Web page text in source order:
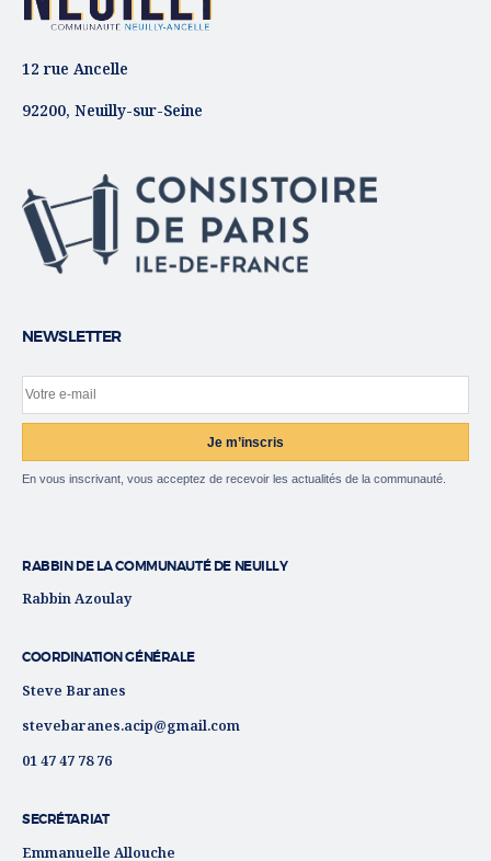
12 rue Ancelle
92200, Neuilly-sur-Seine
NEWSLETTER
Votre e-mail
Site web
Je m’inscris
En vous inscrivant, vous acceptez de recevoir les actualités de la communauté.
RABBIN DE LA COMMUNAUTÉ DE NEUILLY
Rabbin Azoulay
COORDINATION GÉNÉRALE
Steve Baranes
stevebaranes.acip@gmail.com
01 47 47 78 76
SECRÉTARIAT
Emmanuelle Allouche